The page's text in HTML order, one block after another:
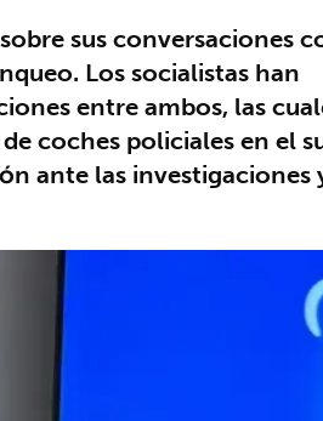
sus conversaciones
Los socialistas han
entre ambos, las
coches policiales en el
ante las investigaciones